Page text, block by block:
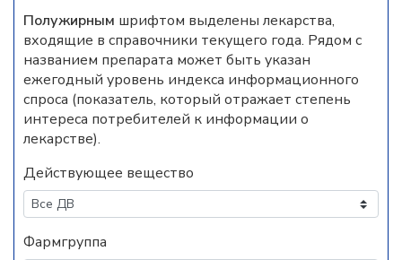
Полужирным шрифтом выделены лекарства,
входящие в справочники текущего года. Рядом с
названием препарата может быть указан
ежегодный уровень индекса информационного
спроса (показатель, который отражает степень
интереса потребителей к информации о
лекарстве).
Действующее вещество
Фармгруппа